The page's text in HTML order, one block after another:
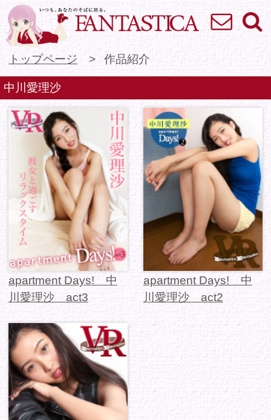
VR専門★アイド
トップページ
中川愛理沙
apartment Days! 中
川愛理沙 act3
apartment Days! 中
川愛理沙 act2
apartment Days! 中
川愛理沙 act.1
1 / 1